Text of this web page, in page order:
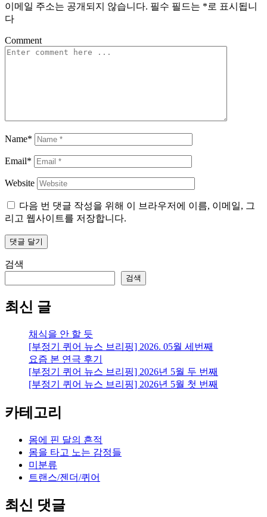
이메일 주소는 공개되지 않습니다. 필수 필드는 *로 표시됩니
다
Comment
Name*
Email*
Website
다음 번 댓글 작성을 위해 이 브라우저에 이름, 이메일, 그
리고 웹사이트를 저장합니다.
검색
검색
최신 글
채식을 안 할 듯
[부정기 퀴어 뉴스 브리핑] 2026. 05월 세번째
요즘 본 연극 후기
[부정기 퀴어 뉴스 브리핑] 2026년 5월 두 번째
[부정기 퀴어 뉴스 브리핑] 2026년 5월 첫 번째
카테고리
몸에 핀 달의 흔적
몸을 타고 노는 감정들
미분류
트랜스/젠더/퀴어
최신 댓글